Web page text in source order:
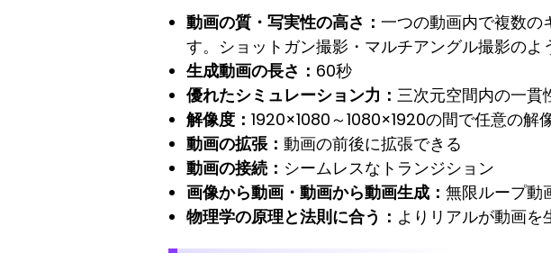
動画の質・写実性の高さ： 一つの動画内で複数の
す。ショットガン撮影・マルチアングル撮影のよ
生成動画の長さ： 60秒
優れたシミュレーション力： 三次元空間内の一貫
解像度： 1920×1080～1080×1920の間で任意の解
動画の拡張： 動画の前後に拡張できる
動画の接続： シームレスなトランジション
画像から動画・動画から動画生成： 無限ループ動
物理学の原理と法則に合う： よりリアルが動画を